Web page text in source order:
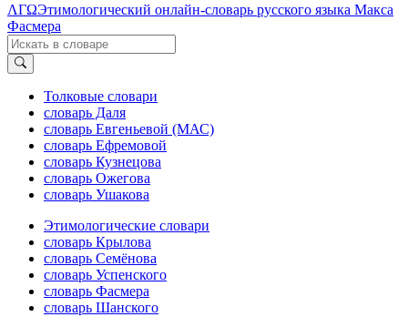
ΛΓΩЭтимологический онлайн-словарь русского языка Макса
Фасмера
Толковые словари
словарь Даля
словарь Евгеньевой (МАС)
словарь Ефремовой
словарь Кузнецова
словарь Ожегова
словарь Ушакова
Этимологические словари
словарь Крылова
словарь Семёнова
словарь Успенского
словарь Фасмера
словарь Шанского